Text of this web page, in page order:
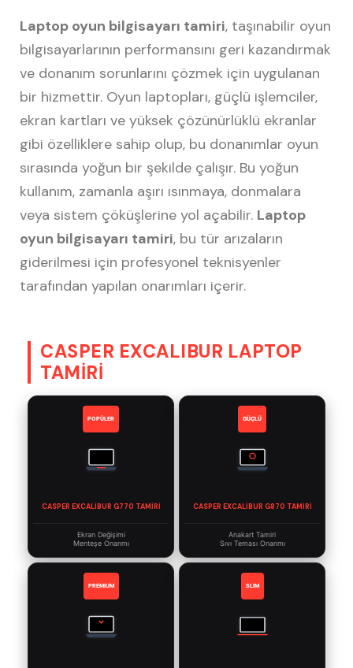
Laptop oyun bilgisayarı tamiri, taşınabilir oyun
bilgisayarlarının performansını geri kazandırmak
ve donanım sorunlarını çözmek için uygulanan
bir hizmettir. Oyun laptopları, güçlü işlemciler,
ekran kartları ve yüksek çözünürlüklü ekranlar
gibi özelliklere sahip olup, bu donanımlar oyun
sırasında yoğun bir şekilde çalışır. Bu yoğun
kullanım, zamanla aşırı ısınmaya, donmalara
veya sistem çöküşlerine yol açabilir. Laptop
oyun bilgisayarı tamiri, bu tür arızaların
giderilmesi için profesyonel teknisyenler
tarafından yapılan onarımları içerir.
CASPER EXCALIBUR LAPTOP
TAMİRİ
POPÜLER
CASPER EXCALIBUR G770 TAMIRI
Ekran Değişimi
Menteşe Onarımı
GÜÇLÜ
CASPER EXCALIBUR G870 TAMIRI
Anakart Tamiri
Sıvı Teması Onarımı
PREMIUM SLIM